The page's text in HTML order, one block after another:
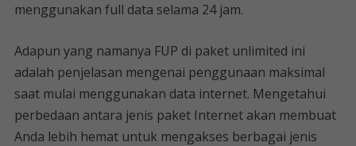
menggunakan full data selama 24 jam.
Adapun yang namanya FUP di paket unlimited ini
adalah penjelasan mengenai penggunaan maksimal
saat mulai menggunakan data internet. Mengetahui
perbedaan antara jenis paket Internet akan membuat
Anda lebih hemat untuk mengakses berbagai jenis